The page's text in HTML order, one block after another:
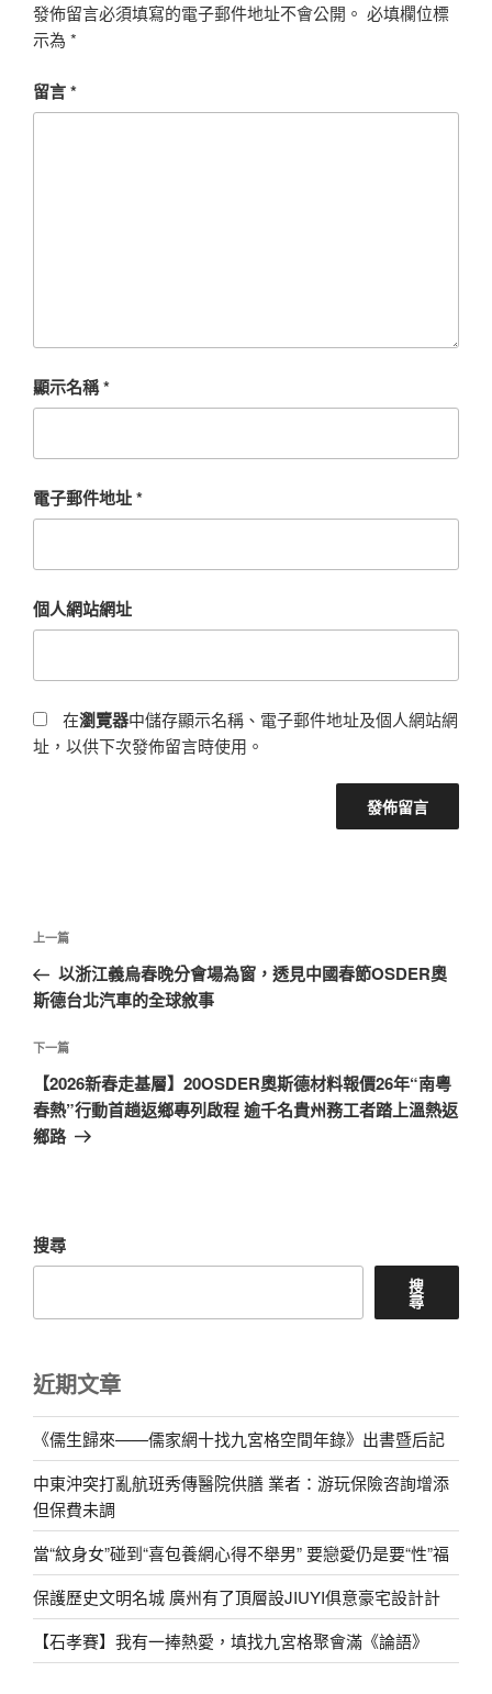
發佈留言必須填寫的電子郵件地址不會公開。 必填欄位標
示為 *
留言*
顯示名稱*
電子郵件地址*
個人網站網址
在瀏覽器中儲存顯示名稱、電子郵件地址及個人網站網
址，以供下次發佈留言時使用。
文
導
覽
上
一
篇
章
上一篇
以浙江義烏春晚分會場為窗，透見中國春節OSDER奧
斯德台北汽車的全球敘事
下
一
篇
文
下一篇
【2026新春走基層】20OSDER奧斯德材料報價26年“南粵
春熱”行動首趟返鄉專列啟程 逾千名貴州務工者踏上溫熱返
鄉路
搜尋
搜
尋
近期文章
《儒生歸來——儒家網十找九宮格空間年錄》出書暨后記
中東沖突打亂航班秀傳醫院供膳 業者：游玩保險咨詢增添
但保費未調
當“紋身女”碰到“喜包養網心得不舉男” 要戀愛仍是要“性”福
保護歷史文明名城 廣州有了頂層設JIUYI俱意豪宅設計計
【石孝賽】我有一捧熱愛，填找九宮格聚會滿《論語》